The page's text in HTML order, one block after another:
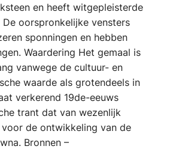
en heeft witgepleisterde
oorspronkelijke vensters
sponningen en hebben
Waardering Het gemaal is
vanwege de cultuur- en
waarde als grotendeels in
verkerend 19de-eeuws
trant dat van wezenlijk
de ontwikkeling van de
Bronnen –